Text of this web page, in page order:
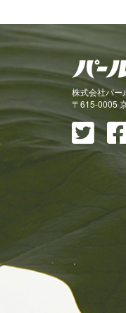
株式会社パー
〒615-0005